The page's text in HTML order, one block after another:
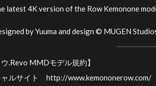
latest 4K version of the Row Kemonone
by Yuuma and design © MUGEN
ウ.Revo MMDモデル規約】
ャルサイト http://www.kemononerow.com/